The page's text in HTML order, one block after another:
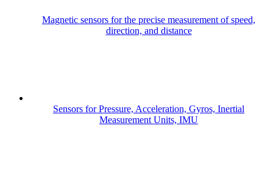
Magnetic sensors for the precise measurement of speed,
direction, and distance
Sensors for Pressure, Acceleration, Gyros, Inertial
Measurement Units, IMU